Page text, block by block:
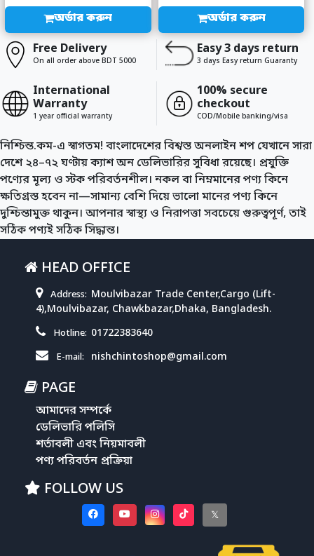
অর্ডার করুন
অর্ডার করুন
Free Delivery
On all order above BDT 5000
Easy 3 days return
3 days Easy return Guaranty
International
Warranty
1 year official warranty
100% secure
checkout
COD/Mobile banking/visa
নিশ্চিন্ত.কম-এ স্বাগতম! বাংলাদেশের বিশ্বস্ত অনলাইন শপ যেখানে সারা
দেশে ২৪–৭২ ঘণ্টায় ক্যাশ অন ডেলিভারির সুবিধা রয়েছে। প্রযুক্তি
পণ্যের মূল্য ও স্টক পরিবর্তনশীল। নকল বা নিম্নমানের পণ্য কিনে
ক্ষতিগ্রস্ত হবেন না—সামান্য বেশি দিয়ে ভালো মানের পণ্য কিনে
দুশ্চিন্তামুক্ত থাকুন। আপনার স্বাস্থ্য ও নিরাপত্তা সবচেয়ে গুরুত্বপূর্ণ, তাই
সঠিক পণ্যই সঠিক সিদ্ধান্ত।
HEAD OFFICE
Address: Moulvibazar Trade Center,Cargo (Lift-
4),Moulvibazar, Chawkbazar,Dhaka, Bangladesh.
Hotline: 01722383640
E-mail: nishchintoshop@gmail.com
PAGE
আমাদের সম্পর্কে
ডেলিভারি পলিসি
শর্তাবলী এবং নিয়মাবলী
পণ্য পরিবর্তন প্রক্রিয়া
FOLLOW US
𝕏